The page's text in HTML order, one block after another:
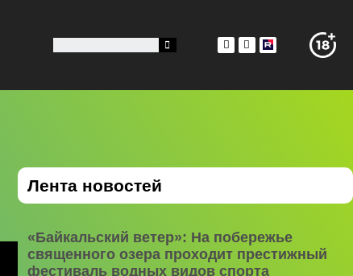
Лента новостей
«Байкальский ветер»: На побережье
священного озера проходит престижный
фестиваль водных видов спорта